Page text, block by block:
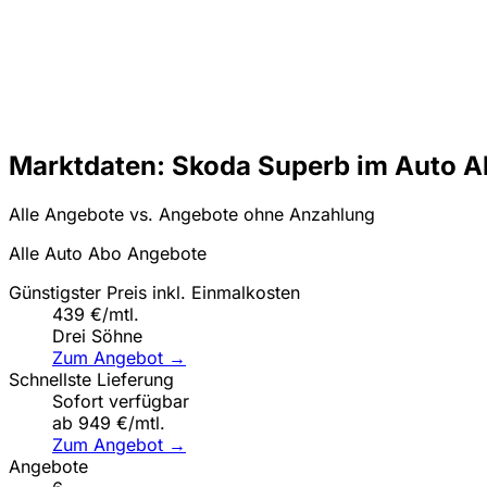
Marktdaten: Skoda Superb im Auto
Alle Angebote vs. Angebote ohne Anzahlung
Alle Auto Abo Angebote
Günstigster Preis inkl. Einmalkosten
439 €/mtl.
Drei Söhne
Zum Angebot →
Schnellste Lieferung
Sofort verfügbar
ab 949 €/mtl.
Zum Angebot →
Angebote